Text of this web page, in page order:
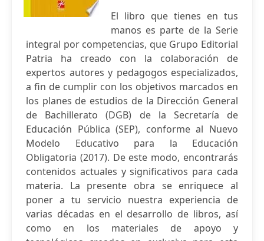
El libro que tienes en tus
manos es parte de la Serie
integral por competencias, que Grupo Editorial
Patria ha creado con la colaboración de
expertos autores y pedagogos especializados,
a fin de cumplir con los objetivos marcados en
los planes de estudios de la Dirección General
de Bachillerato (DGB) de la Secretaría de
Educación Pública (SEP), conforme al Nuevo
Modelo Educativo para la Educación
Obligatoria (2017). De este modo, encontrarás
contenidos actuales y significativos para cada
materia. La presente obra se enriquece al
poner a tu servicio nuestra experiencia de
varias décadas en el desarrollo de libros, así
como en los materiales de apoyo y